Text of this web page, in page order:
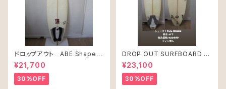
ドロップアウト ABE Shape
PRO JUNIR MODEL モデル
¥21,700
30%OFF
DROP OUT SURFBOARD シ
ェープ：Pete Mcabe USED
¥23,100
30%OFF